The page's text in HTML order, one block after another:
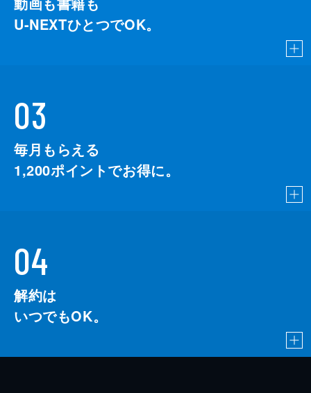
U-NEXTひとつでOK。
03
毎月もらえる
1,200ポイントでお得に。
04
解約は
いつでもOK。